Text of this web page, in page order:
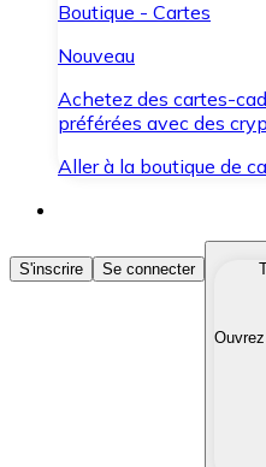
Boutique - Cartes
Nouveau
Achetez des cartes-
préférées avec des
Aller à la boutique de
Acheter des
Achetez les
Convertissez vos
S'inscrire Se connecter